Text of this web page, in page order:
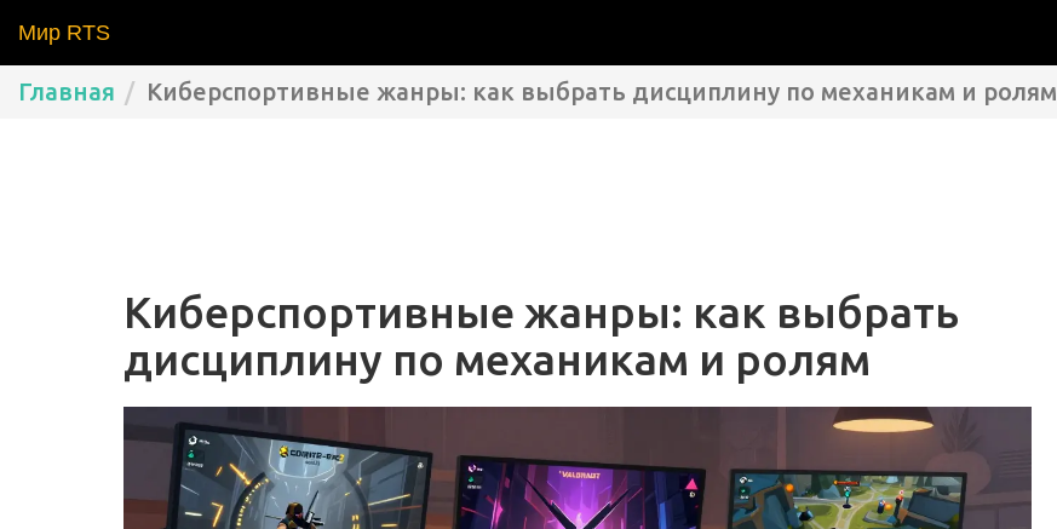
Мир RTS
Главная Киберспортивные жанры: как выбрать дисциплину по механикам и ролям
Киберспортивные жанры: как выбрать
дисциплину по механикам и ролям